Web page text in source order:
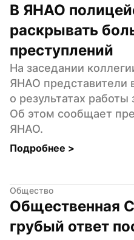
В ЯНАО
раскрывать
преступлений
На заседании
ЯНАО представители
о результатах
Об этом сообщает
ЯНАО.
Подробнее >
Общество
Общественная
грубый ответ